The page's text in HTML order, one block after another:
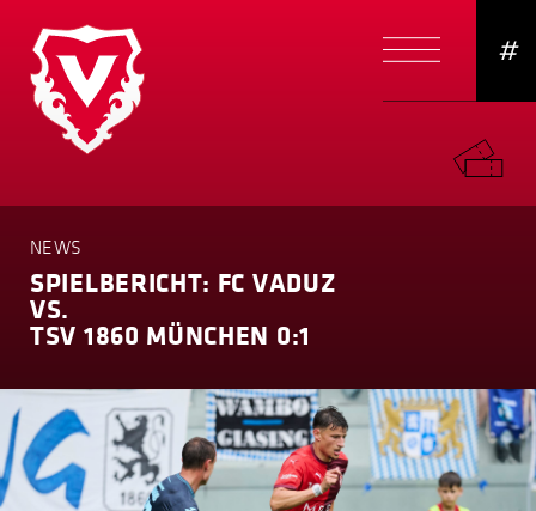
#
NEWS
SPIELBERICHT: FC VADUZ
VS.
TSV 1860 MÜNCHEN 0:1